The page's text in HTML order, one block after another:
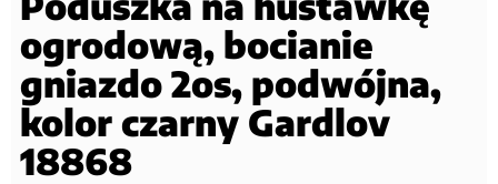
ogrodową, bocianie
gniazdo 2os, podwójna,
kolor czarny Gardlov
18868